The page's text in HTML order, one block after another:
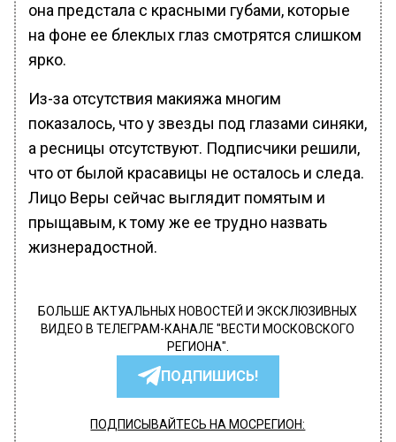
она предстала с красными губами, которые
на фоне ее блеклых глаз смотрятся слишком
ярко.
Из-за отсутствия макияжа многим
показалось, что у звезды под глазами синяки,
а ресницы отсутствуют. Подписчики решили,
что от былой красавицы не осталось и следа.
Лицо Веры сейчас выглядит помятым и
прыщавым, к тому же ее трудно назвать
жизнерадостной.
БОЛЬШЕ АКТУАЛЬНЫХ НОВОСТЕЙ И ЭКСКЛЮЗИВНЫХ
ВИДЕО В ТЕЛЕГРАМ-КАНАЛЕ "ВЕСТИ МОСКОВСКОГО
РЕГИОНА".
ПОДПИШИСЬ!
ПОДПИСЫВАЙТЕСЬ НА МОСРЕГИОН: